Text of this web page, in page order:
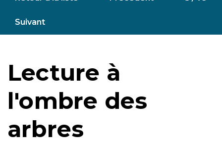
Suivant
Lecture à
l'ombre des
arbres